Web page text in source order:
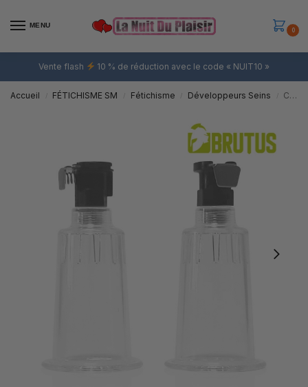
MENU
0
Vente flash 10 % de réduction avec le code « NUIT10 »
Accueil FÉTICHISME SM Fétichisme Développeurs Seins Cylindres pour Tétons Brutus Nipple x2 – Diamètre 25mm